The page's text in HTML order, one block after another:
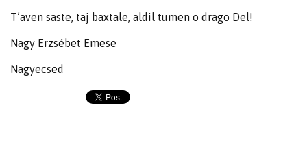
T’aven saste, taj baxtale, aldil tumen o drago Del!
Nagy Erzsébet Emese
Nagyecsed